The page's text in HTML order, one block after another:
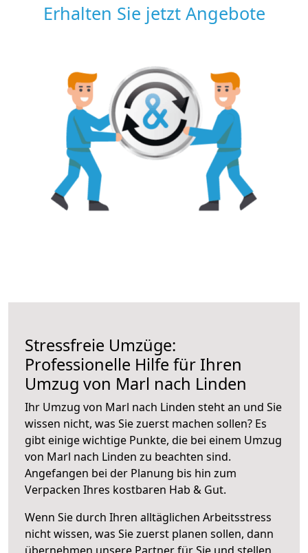
Erhalten Sie jetzt Angebote
Stressfreie Umzüge:
Professionelle Hilfe für Ihren
Umzug von Marl nach Linden
Ihr Umzug von Marl nach Linden steht an und Sie
wissen nicht, was Sie zuerst machen sollen? Es
gibt einige wichtige Punkte, die bei einem Umzug
von Marl nach Linden zu beachten sind.
Angefangen bei der Planung bis hin zum
Verpacken Ihres kostbaren Hab & Gut.
Wenn Sie durch Ihren alltäglichen Arbeitsstress
nicht wissen, was Sie zuerst planen sollen, dann